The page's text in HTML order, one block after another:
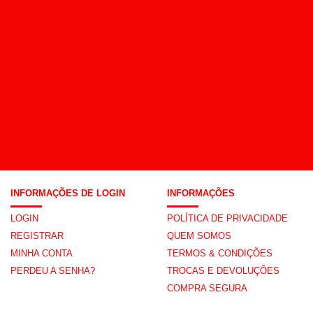
INFORMAÇÕES DE LOGIN
LOGIN
REGISTRAR
MINHA CONTA
PERDEU A SENHA?
INFORMAÇÕES
POLÍTICA DE PRIVACIDADE
QUEM SOMOS
TERMOS & CONDIÇÕES
TROCAS E DEVOLUÇÕES
COMPRA SEGURA